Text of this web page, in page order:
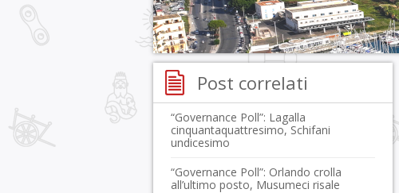
Post correlati
“Governance Poll”: Lagalla
cinquantaquattresimo, Schifani
undicesimo
“Governance Poll”: Orlando crolla
all’ultimo posto, Musumeci risale